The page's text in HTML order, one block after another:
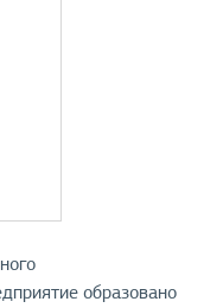
образовано